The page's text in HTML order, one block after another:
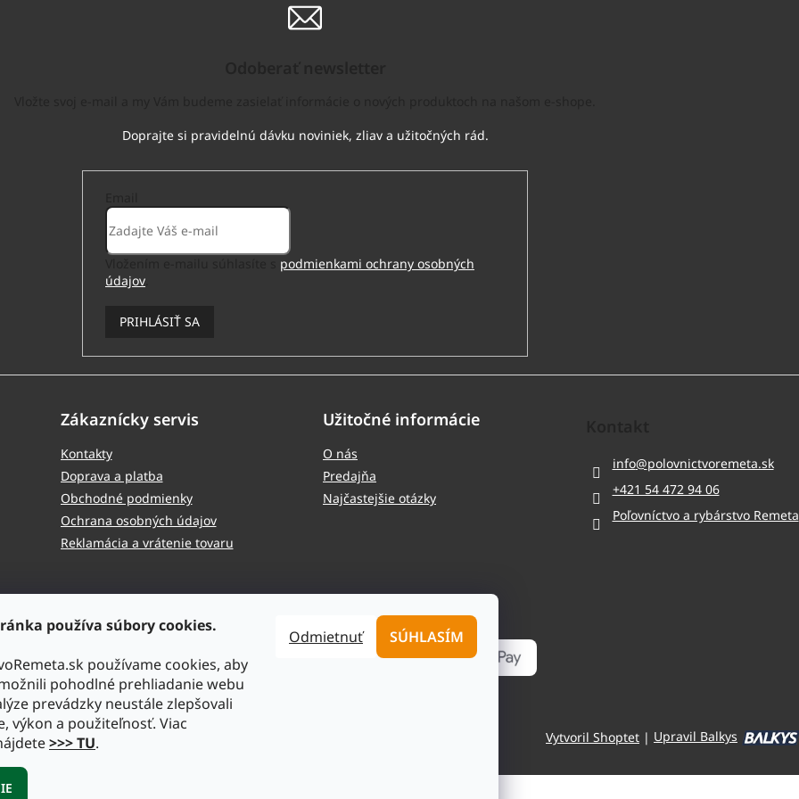
používa súbory cookies.
používame cookies, aby
pohodlné prehliadanie webu
prevádzky neustále zlepšovali
výkon a použiteľnosť. Viac
>>> TU.
Odmietnuť SÚHLASÍM
podmienkami ochrany osobných
údajov
PRIHLÁSIŤ SA
Zákaznícky servis
Kontakty
Doprava a platba
Obchodné podmienky
Ochrana osobných údajov
Reklamácia a vrátenie tovaru
Užitočné informácie
O nás
Predajňa
Najčastejšie otázky
info@polovnictvoremeta.sk
+421 54 472 94 06
Poľovníctvo a rybárstvo Remeta
Vytvoril Shoptet | Upravil Balkys
. Všetky práva vyhradené.